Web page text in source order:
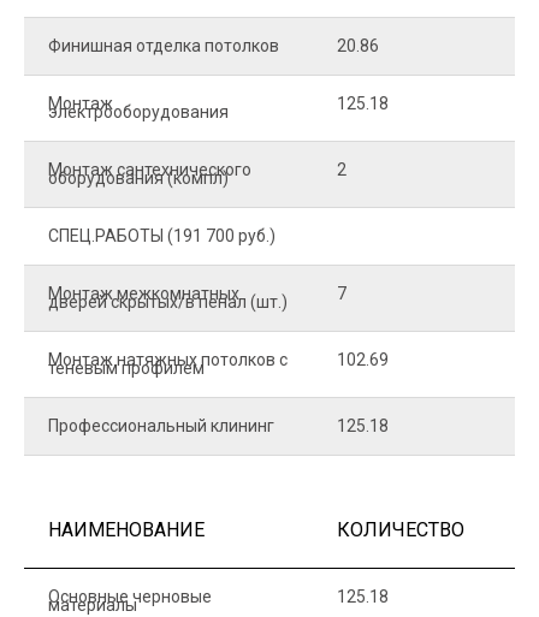
Финишная отделка потолков 20.86
Монтаж
электрооборудования 125.18
Монтаж сантехнического
оборудования (компл) 2
СПЕЦ.РАБОТЫ (191 700 руб.)
Монтаж межкомнатных
дверей скрытых/в пенал (шт.) 7
Монтаж натяжных потолков с
теневым профилем 102.69
Профессиональный клининг 125.18
НАИМЕНОВАНИЕ КОЛИЧЕСТВО
Основные черновые
материалы 125.18